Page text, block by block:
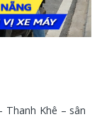
Khê – sân